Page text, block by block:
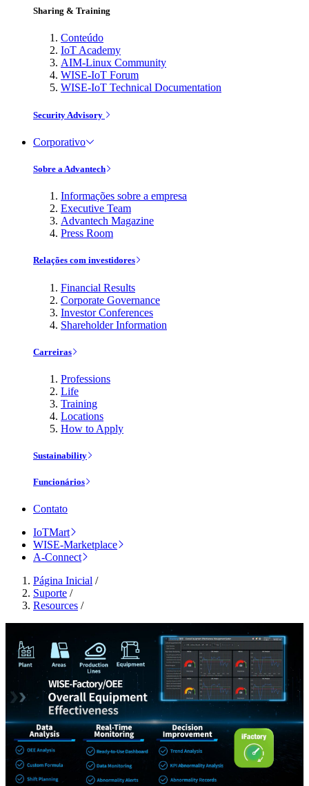
Sharing & Training
Conteúdo
IoT Academy
AIM-Linux Community
WISE-IoT Forum
WISE-IoT Technical Documentation
Security Advisory
Corporativo
Sobre a Advantech
Informações sobre a empresa
Executive Team
Advantech Magazine
Press Room
Relações com investidores
Financial Results
Corporate Governance
Investor Conferences
Shareholder Information
Carreiras
Professions
Life
Training
Locations
How to Apply
Sustainability
Funcionários
Contato
IoTMart
WISE-Marketplace
A-Connect
Página Inicial /
Suporte /
Resources /